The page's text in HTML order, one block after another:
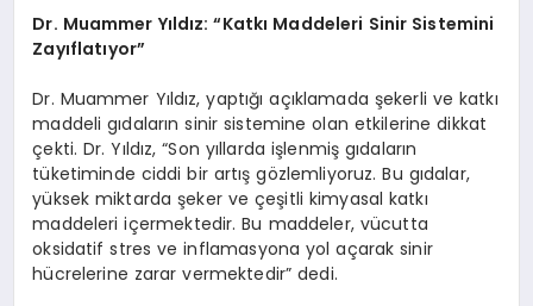
Dr. Muammer Yıldız: “Katkı Maddeleri Sinir Sistemini
Zayıflatıyor”
Dr. Muammer Yıldız, yaptığı açıklamada şekerli ve katkı
maddeli gıdaların sinir sistemine olan etkilerine dikkat
çekti. Dr. Yıldız, “Son yıllarda işlenmiş gıdaların
tüketiminde ciddi bir artış gözlemliyoruz. Bu gıdalar,
yüksek miktarda şeker ve çeşitli kimyasal katkı
maddeleri içermektedir. Bu maddeler, vücutta
oksidatif stres ve inflamasyona yol açarak sinir
hücrelerine zarar vermektedir” dedi.